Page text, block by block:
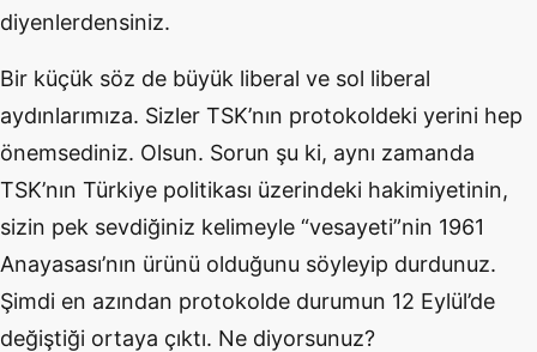
diyenlerdensiniz.
Bir küçük söz de büyük liberal ve sol liberal
aydınlarımıza. Sizler TSK’nın protokoldeki yerini hep
önemsediniz. Olsun. Sorun şu ki, aynı zamanda
TSK’nın Türkiye politikası üzerindeki hakimiyetinin,
sizin pek sevdiğiniz kelimeyle “vesayeti”nin 1961
Anayasası’nın ürünü olduğunu söyleyip durdunuz.
Şimdi en azından protokolde durumun 12 Eylül’de
değiştiği ortaya çıktı. Ne diyorsunuz?